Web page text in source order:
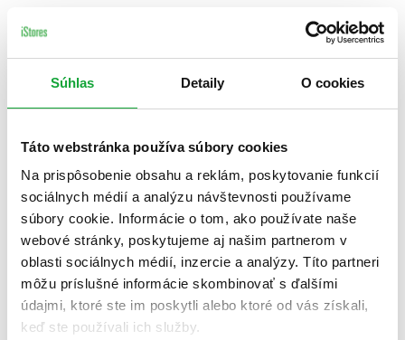
Súhlas Detaily O cookies
Táto webstránka používa súbory cookies
Na prispôsobenie obsahu a reklám, poskytovanie funkcií
sociálnych médií a analýzu návštevnosti používame
súbory cookie. Informácie o tom, ako používate naše
webové stránky, poskytujeme aj našim partnerom v
oblasti sociálnych médií, inzercie a analýzy. Títo partneri
môžu príslušné informácie skombinovať s ďalšími
údajmi, ktoré ste im poskytli alebo ktoré od vás získali,
keď ste používali ich služby.